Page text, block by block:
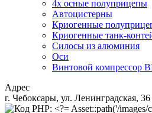
4х осные полуприцепы
Автоцистерны
Криогенные
Криогенные танк-
Силосы из алюминия
Оси
Винтовой компрессор
Адрес
г. Чебоксары, ул. Ленинградская, 36